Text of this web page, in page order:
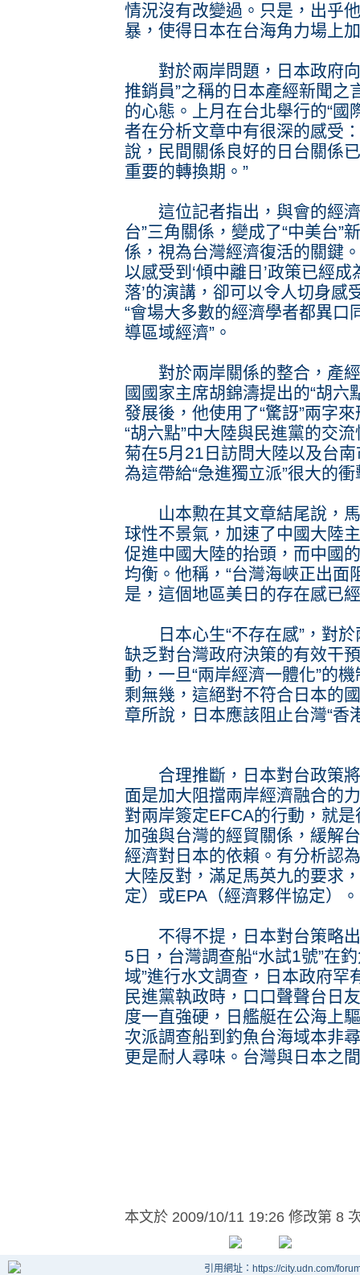
情況沒有改變過。只是，出乎
暴，使得日本在台海角力場上
對於兩岸問題，日本政府向
推銷員”之稱的日本產經新聞
的心態。上月在台北舉行的“國
者在分析文章中有很深的感受
說，民間關係良好的日台關係
重要的轉換期。”
這位記者指出，與會的經濟
台”三角關係，變成了“中美台”
係，視為台灣經濟復活的關鍵
以感受到‘傾中離日’政策已經成
落’的演講，卻可以令人切身感
“會場大多數的經濟學者都異
導區域經濟”。
對於兩岸關係的整合，產經
國國家主席胡錦濤提出的“胡六
發展後，他使用了“驚訝”兩字
“胡六點”中大陸與民進黨的交
菊在5月21日訪問大陸以及台
為這帶給“急進獨立派”很大的衝
山本勲在其文章結尾說，馬
球性不景氣，加速了中國大陸
促進中國大陸的抬頭，而中國
均衡。他稱，“台灣海峽正出
是，這個地區美日的存在感已
日本心生“不存在感”，對於
缺乏對台灣政府決策的有效干
動，一旦“兩岸經濟一體化”的
剩無幾，這絕對不符合日本的
章所說，日本應該阻止台灣“香
合理推斷，日本對台政策將
面是加大阻擋兩岸經濟融合的
對兩岸簽定EFCA的行動，就
加強與台灣的經貿關係，緩解
經濟對日本的依賴。有分析認
大陸反對，滿足馬英九的要求
定）或EPA（經濟夥伴協定）。
不得不提，日本對台策略出
5日，台灣調查船“水試1號”在
域”進行水文調查，日本政府
民進黨執政時，口口聲聲台日
度一直強硬，日艦艇在公海上
次派調查船到釣魚台海域本非
更是耐人尋味。台灣與日本之
本文於 2009/10/11 19:26 修改第 8
引用網址：https://city.udn.com/